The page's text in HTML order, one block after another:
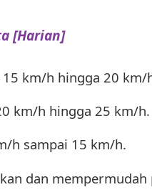
[Harian]
km/h hingga 20 km/
km/h hingga 25 km/h.
h sampai 15 km/h.
dan